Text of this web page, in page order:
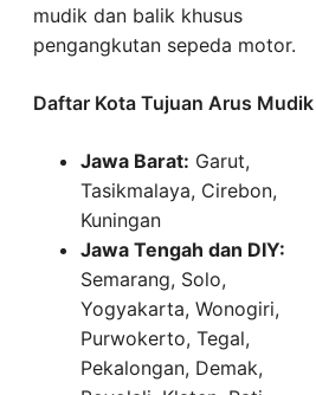
mudik dan balik khusus
pengangkutan sepeda motor.
Daftar Kota Tujuan Arus Mudik
Jawa Barat: Garut,
Tasikmalaya, Cirebon,
Kuningan
Jawa Tengah dan DIY:
Semarang, Solo,
Yogyakarta, Wonogiri,
Purwokerto, Tegal,
Pekalongan, Demak,